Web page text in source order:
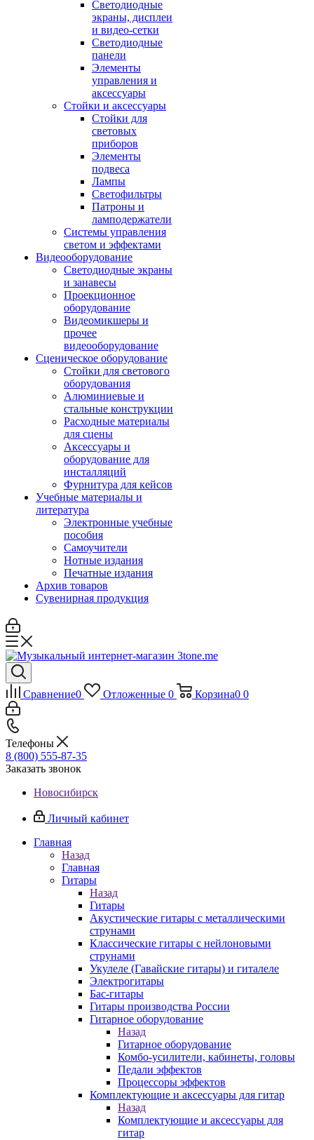
Светодиодные
экраны, дисплеи
и видео-сетки
Светодиодные
панели
Элементы
управления и
аксессуары
Стойки и аксессуары
Стойки для
световых
приборов
Элементы
подвеса
Лампы
Светофильтры
Патроны и
ламподержатели
Системы управления
светом и эффектами
Видеооборудование
Светодиодные экраны
и занавесы
Проекционное
оборудование
Видеомикшеры и
прочее
видеооборудование
Сценическое оборудование
Стойки для светового
оборудования
Алюминиевые и
стальные конструкции
Расходные материалы
для сцены
Аксессуары и
оборудование для
инсталляций
Фурнитура для кейсов
Учебные материалы и
литература
Электронные учебные
пособия
Самоучители
Нотные издания
Печатные издания
Архив товаров
Сувенирная продукция
Сравнение0 Отложенные 0 Корзина0 0
Телефоны
8 (800) 555-87-35
Заказать звонок
Новосибирск
Личный кабинет
Главная
Назад
Главная
Гитары
Назад
Гитары
Акустические гитары с металлическими
струнами
Классические гитары с нейлоновыми
струнами
Укулеле (Гавайские гитары) и гиталеле
Электрогитары
Бас-гитары
Гитары производства России
Гитарное оборудование
Назад
Гитарное оборудование
Комбо-усилители, кабинеты, головы
Педали эффектов
Процессоры эффектов
Комплектующие и аксессуары для гитар
Назад
Комплектующие и аксессуары для
гитар